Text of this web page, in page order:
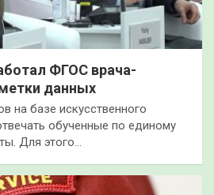
ФГОС врача-
данных
на базе искусственного
обученные по единому
Для этого…